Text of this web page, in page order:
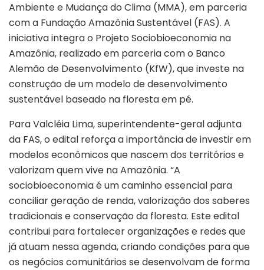
Ambiente e Mudança do Clima (MMA), em parceria
com a Fundação Amazônia Sustentável (FAS). A
iniciativa integra o Projeto Sociobioeconomia na
Amazônia, realizado em parceria com o Banco
Alemão de Desenvolvimento (KfW), que investe na
construção de um modelo de desenvolvimento
sustentável baseado na floresta em pé.
Para Valcléia Lima, superintendente-geral adjunta
da FAS, o edital reforça a importância de investir em
modelos econômicos que nascem dos territórios e
valorizam quem vive na Amazônia. “A
sociobioeconomia é um caminho essencial para
conciliar geração de renda, valorização dos saberes
tradicionais e conservação da floresta. Este edital
contribui para fortalecer organizações e redes que
já atuam nessa agenda, criando condições para que
os negócios comunitários se desenvolvam de forma